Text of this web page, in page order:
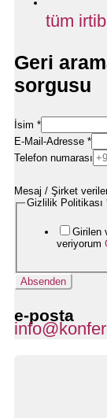
tüm
Geri
sorgusu
İsim *
E-Mail-Adresse *
Nachricht
Telefon numarası
Mesaj / Şirket
Gizlilik Politikası
Girilen
veriyorum
Absenden
e-posta